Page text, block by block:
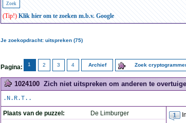
(Tip!) Klik hier om te zoeken m.b.v. Google
Je zoekopdracht: uitspreken (75)
Pagina: 1 2 3 4 Archief Zoek
1024100 Zich niet uitspreken om anderen te
.N.R.T..
Plaats van de puzzel:
De Limburger